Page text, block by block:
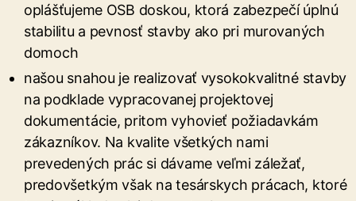
oplášťujeme OSB doskou, ktorá zabezpečí úplnú
stabilitu a pevnosť stavby ako pri murovaných
domoch
našou snahou je realizovať vysokokvalitné stavby
na podklade vypracovanej projektovej
dokumentácie, pritom vyhovieť požiadavkám
zákazníkov. Na kvalite všetkých nami
prevedených prác si dávame veľmi záležať,
predovšetkým však na tesárskych prácach, ktoré